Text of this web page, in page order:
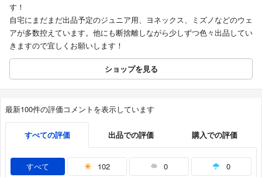
す！
自宅にまだまだ出品予定のジュニア用、ヨネックス、ミズノなどのウェ
アが多数控えています。他にも断捨離しながら少しずつ色々出品してい
きますので宜しくお願いします！
ショップを見る
最新100件の評価コメントを表示しています
すべての評価 出品での評価 購入での評価
すべて 102 0 0